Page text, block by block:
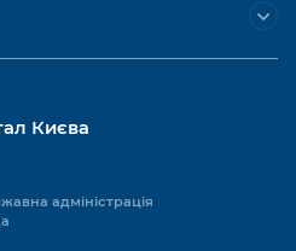
організації
Захисниць
Цифровий
Києва
адміністрація